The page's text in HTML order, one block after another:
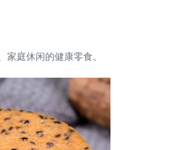
庭休闲的健康零食。